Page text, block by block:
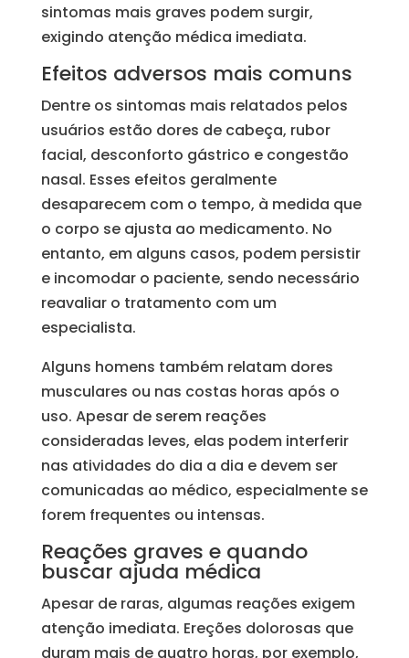
sintomas mais graves podem surgir,
exigindo atenção médica imediata.
Efeitos adversos mais comuns
Dentre os sintomas mais relatados pelos
usuários estão dores de cabeça, rubor
facial, desconforto gástrico e congestão
nasal. Esses efeitos geralmente
desaparecem com o tempo, à medida que
o corpo se ajusta ao medicamento. No
entanto, em alguns casos, podem persistir
e incomodar o paciente, sendo necessário
reavaliar o tratamento com um
especialista.
Alguns homens também relatam dores
musculares ou nas costas horas após o
uso. Apesar de serem reações
consideradas leves, elas podem interferir
nas atividades do dia a dia e devem ser
comunicadas ao médico, especialmente se
forem frequentes ou intensas.
Reações graves e quando
buscar ajuda médica
Apesar de raras, algumas reações exigem
atenção imediata. Ereções dolorosas que
duram mais de quatro horas, por exemplo,